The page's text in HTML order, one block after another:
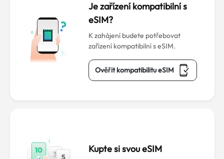
Je zařízení kompatibilní s
eSIM?
K zahájení budete potřebovat
zařízení kompatibilní s eSIM.
Ověřit kompatibilitu eSIM
Kupte si svou eSIM